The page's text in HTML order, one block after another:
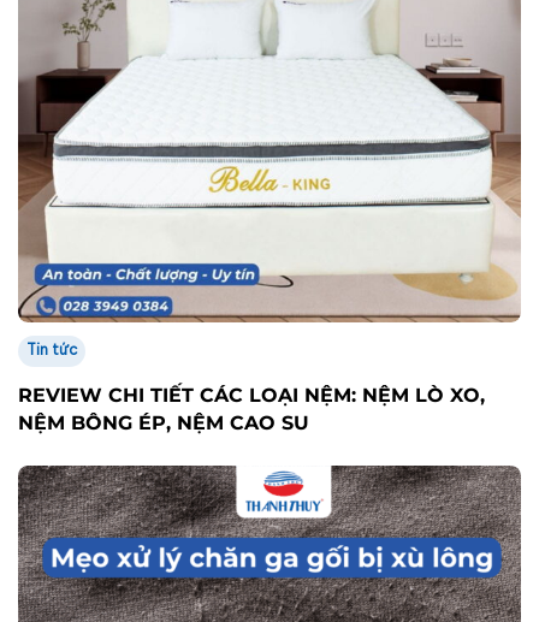
Tin tức
REVIEW CHI TIẾT CÁC LOẠI NỆM: NỆM LÒ XO,
NỆM BÔNG ÉP, NỆM CAO SU